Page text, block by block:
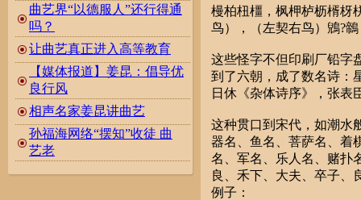
曲艺界“以德服人”还行得通
吗？
让曲艺真正进入高等教育
【媒体报道】姜昆：倡导优
良行风
相声名家姜昆讲曲艺
孙福海网络“摆知”收徒 曲
艺老
槾柏杻橿，枫柙栌枥楈
鸟），（左契右鸟）鶂?
这些怪字不但印刷厂铅字
到了六朝，成了数名诗：
日休《杂体诗序》，张表
这种贯口到宋代，如潮水
器名、鱼名、菩萨名、着
名、军名、乐人名、赌扑
良、禾下、大夫、卒子、
例子：